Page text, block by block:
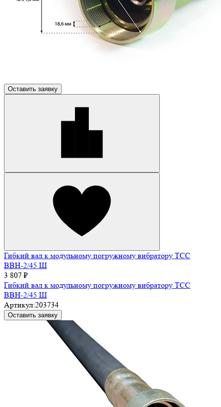
Оставить заявку
Гибкий вал к модульному погружному вибратору ТСС
ВВН-2/45 Ш
3 807 ₽
Гибкий вал к модульному погружному вибратору ТСС
ВВН-2/45 Ш
Артикул:203734
Оставить заявку